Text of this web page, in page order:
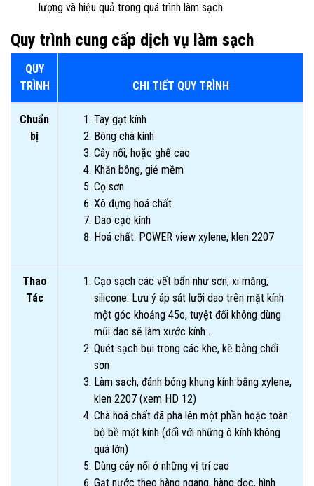
lượng và hiệu quả trong quá trình làm sạch.
Quy trình cung cấp dịch vụ làm sạch
QUY
TRÌNH
CHI TIẾT QUY TRÌNH
Chuẩn
bị
Tay gạt kính
Bông chà kính
Cây nối, hoặc ghế cao
Khăn bông, giẻ mềm
Cọ sơn
Xô đựng hoá chất
Dao cạo kính
Hoá chất: POWER view xylene, klen 2207
Thao
Tác
Cạo sạch các vết bẩn như sơn, xi măng,
silicone. Lưu ý áp sát lưỡi dao trên mặt kính
một góc khoảng 45o, tuyệt đối không dùng
mũi dao sẽ làm xước kính .
Quét sạch bụi trong các khe, kẽ bằng chổi
sơn
Làm sạch, đánh bóng khung kính bằng xylene,
klen 2207 (xem HD 12)
Chà hoá chất đã pha lên một phần hoặc toàn
bộ bề mặt kính (đối với những ô kính không
quá lớn)
Dùng cây nối ở những vị trí cao
Gạt nước theo hàng ngang, hàng dọc, hình